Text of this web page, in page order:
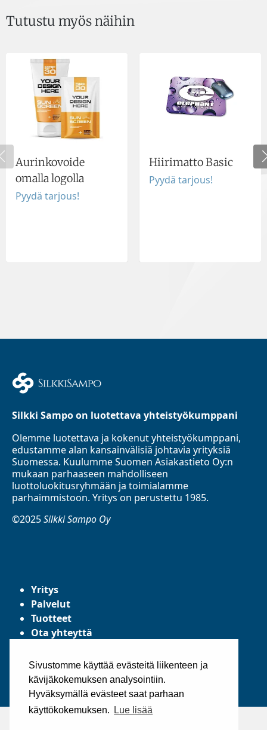
Sivustomme käyttää evästeitä liikenteen ja
kävijäkokemuksen analysointiin.
Hyväksymällä evästeet saat parhaan
käyttökokemuksen.
Lue lisää
Tutustu myös näihin
Aurinkovoide
omalla logolla
Pyydä tarjous!
Hiirimatto Basic
Pyydä tarjous!
Silkki Sampo on luotettava yhteistyökumppani
Olemme luotettava ja kokenut yhteistyökumppani,
edustamme alan kansainvälisiä johtavia yrityksiä
Suomessa. Kuulumme Suomen Asiakastieto Oy:n
mukaan parhaaseen mahdolliseen
luottoluokitusryhmään ja toimialamme
parhaimmistoon. Yritys on perustettu 1985.
©2025Silkki Sampo Oy
Yritys
Palvelut
Tuotteet
Ota yhteyttä
Yleiset toimitusehdot